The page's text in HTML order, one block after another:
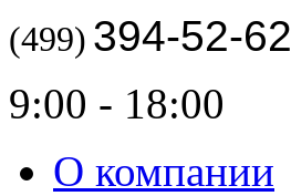
(499) 394-52-62
9:00 - 18:00
О компании